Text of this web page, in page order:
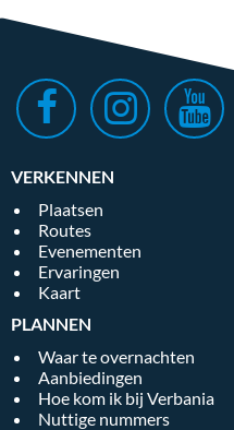
VERKENNEN
Plaatsen
Routes
Evenementen
Ervaringen
Kaart
PLANNEN
Waar te overnachten
Aanbiedingen
Hoe kom ik bij Verbania
Nuttige nummers